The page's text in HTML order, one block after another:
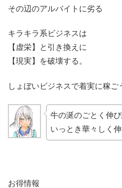
その辺のアルバイトに劣る
キラキラ系ビジネスは
【虚栄】と引き換えに
【現実】を破壊する。
しょぼいビジネスで着実に稼ご
牛の涎のごとく伸び
いっとき華々しく
お得情報